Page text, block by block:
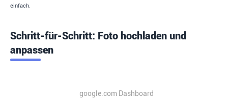
einfach.
Schritt-für-Schritt: Foto hochladen und
anpassen
google.com Dashboard